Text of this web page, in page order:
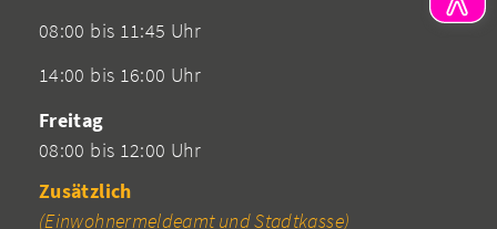
08:00 bis 11:45 Uhr
14:00 bis 16:00 Uhr
Freitag
08:00 bis 12:00 Uhr
Zusätzlich
(Einwohnermeldeamt und Stadtkasse)